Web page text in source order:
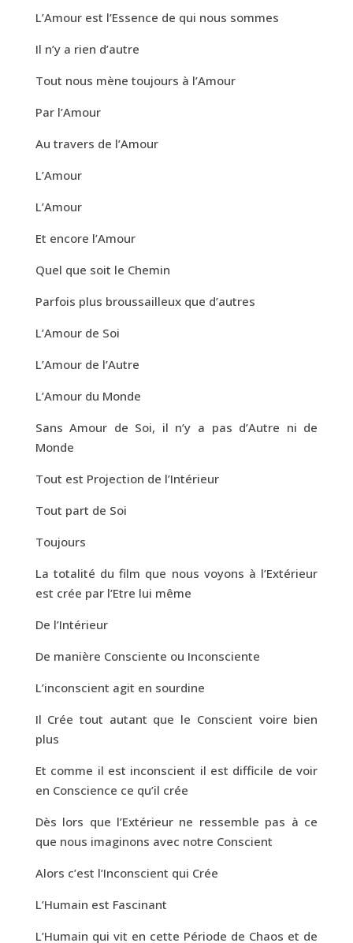
L’Amour est l’Essence de qui nous sommes
Il n’y a rien d’autre
Tout nous mène toujours à l’Amour
Par l’Amour
Au travers de l’Amour
L’Amour
L’Amour
Et encore l’Amour
Quel que soit le Chemin
Parfois plus broussailleux que d’autres
L’Amour de Soi
L’Amour de l’Autre
L’Amour du Monde
Sans Amour de Soi, il n’y a pas d’Autre ni de
Monde
Tout est Projection de l’Intérieur
Tout part de Soi
Toujours
La totalité du film que nous voyons à l’Extérieur
est crée par l’Etre lui même
De l’Intérieur
De manière Consciente ou Inconsciente
L’inconscient agit en sourdine
Il Crée tout autant que le Conscient voire bien
plus
Et comme il est inconscient il est difficile de voir
en Conscience ce qu’il crée
Dès lors que l’Extérieur ne ressemble pas à ce
que nous imaginons avec notre Conscient
Alors c’est l’Inconscient qui Crée
L’Humain est Fascinant
L’Humain qui vit en cette Période de Chaos et de